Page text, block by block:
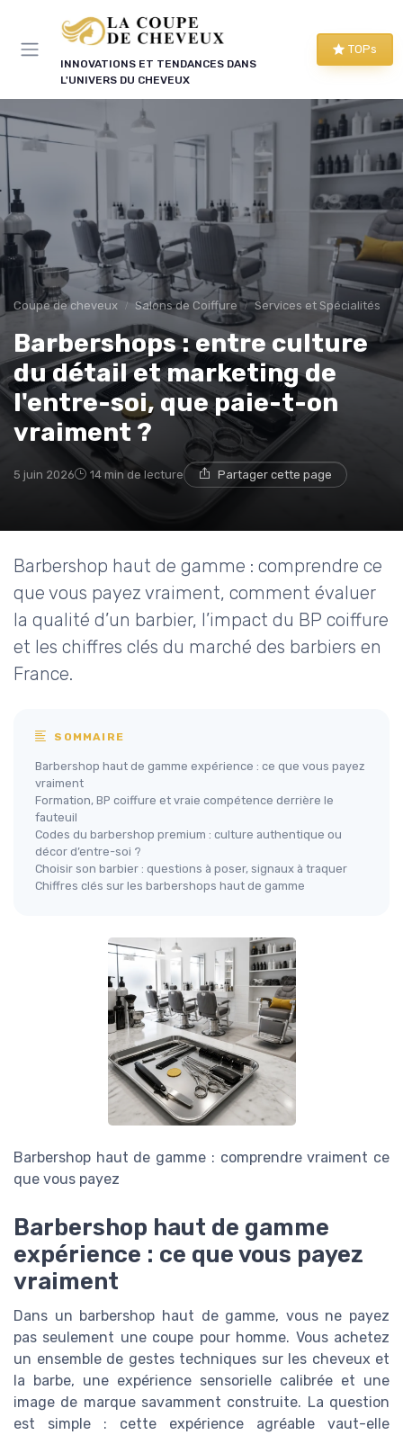
INNOVATIONS ET TENDANCES DANS
L'UNIVERS DU CHEVEUX
TOPs
Coupe de cheveux Salons de Coiffure Services et Spécialités
Barbershops : entre culture
du détail et marketing de
l'entre-soi, que paie-t-on
vraiment ?
5 juin 2026 14 min de lecture Partager cette page
Barbershop haut de gamme : comprendre ce
que vous payez vraiment, comment évaluer
la qualité d’un barbier, l’impact du BP coiffure
et les chiffres clés du marché des barbiers en
France.
SOMMAIRE
Barbershop haut de gamme expérience : ce que vous payez
vraiment
Formation, BP coiffure et vraie compétence derrière le
fauteuil
Codes du barbershop premium : culture authentique ou
décor d’entre-soi ?
Choisir son barbier : questions à poser, signaux à traquer
Chiffres clés sur les barbershops haut de gamme
Barbershop haut de gamme : comprendre vraiment ce
que vous payez
Barbershop haut de gamme
expérience : ce que vous payez
vraiment
Dans un barbershop haut de gamme, vous ne payez
pas seulement une coupe pour homme. Vous achetez
un ensemble de gestes techniques sur les cheveux et
la barbe, une expérience sensorielle calibrée et une
image de marque savamment construite. La question
est simple : cette expérience agréable vaut-elle